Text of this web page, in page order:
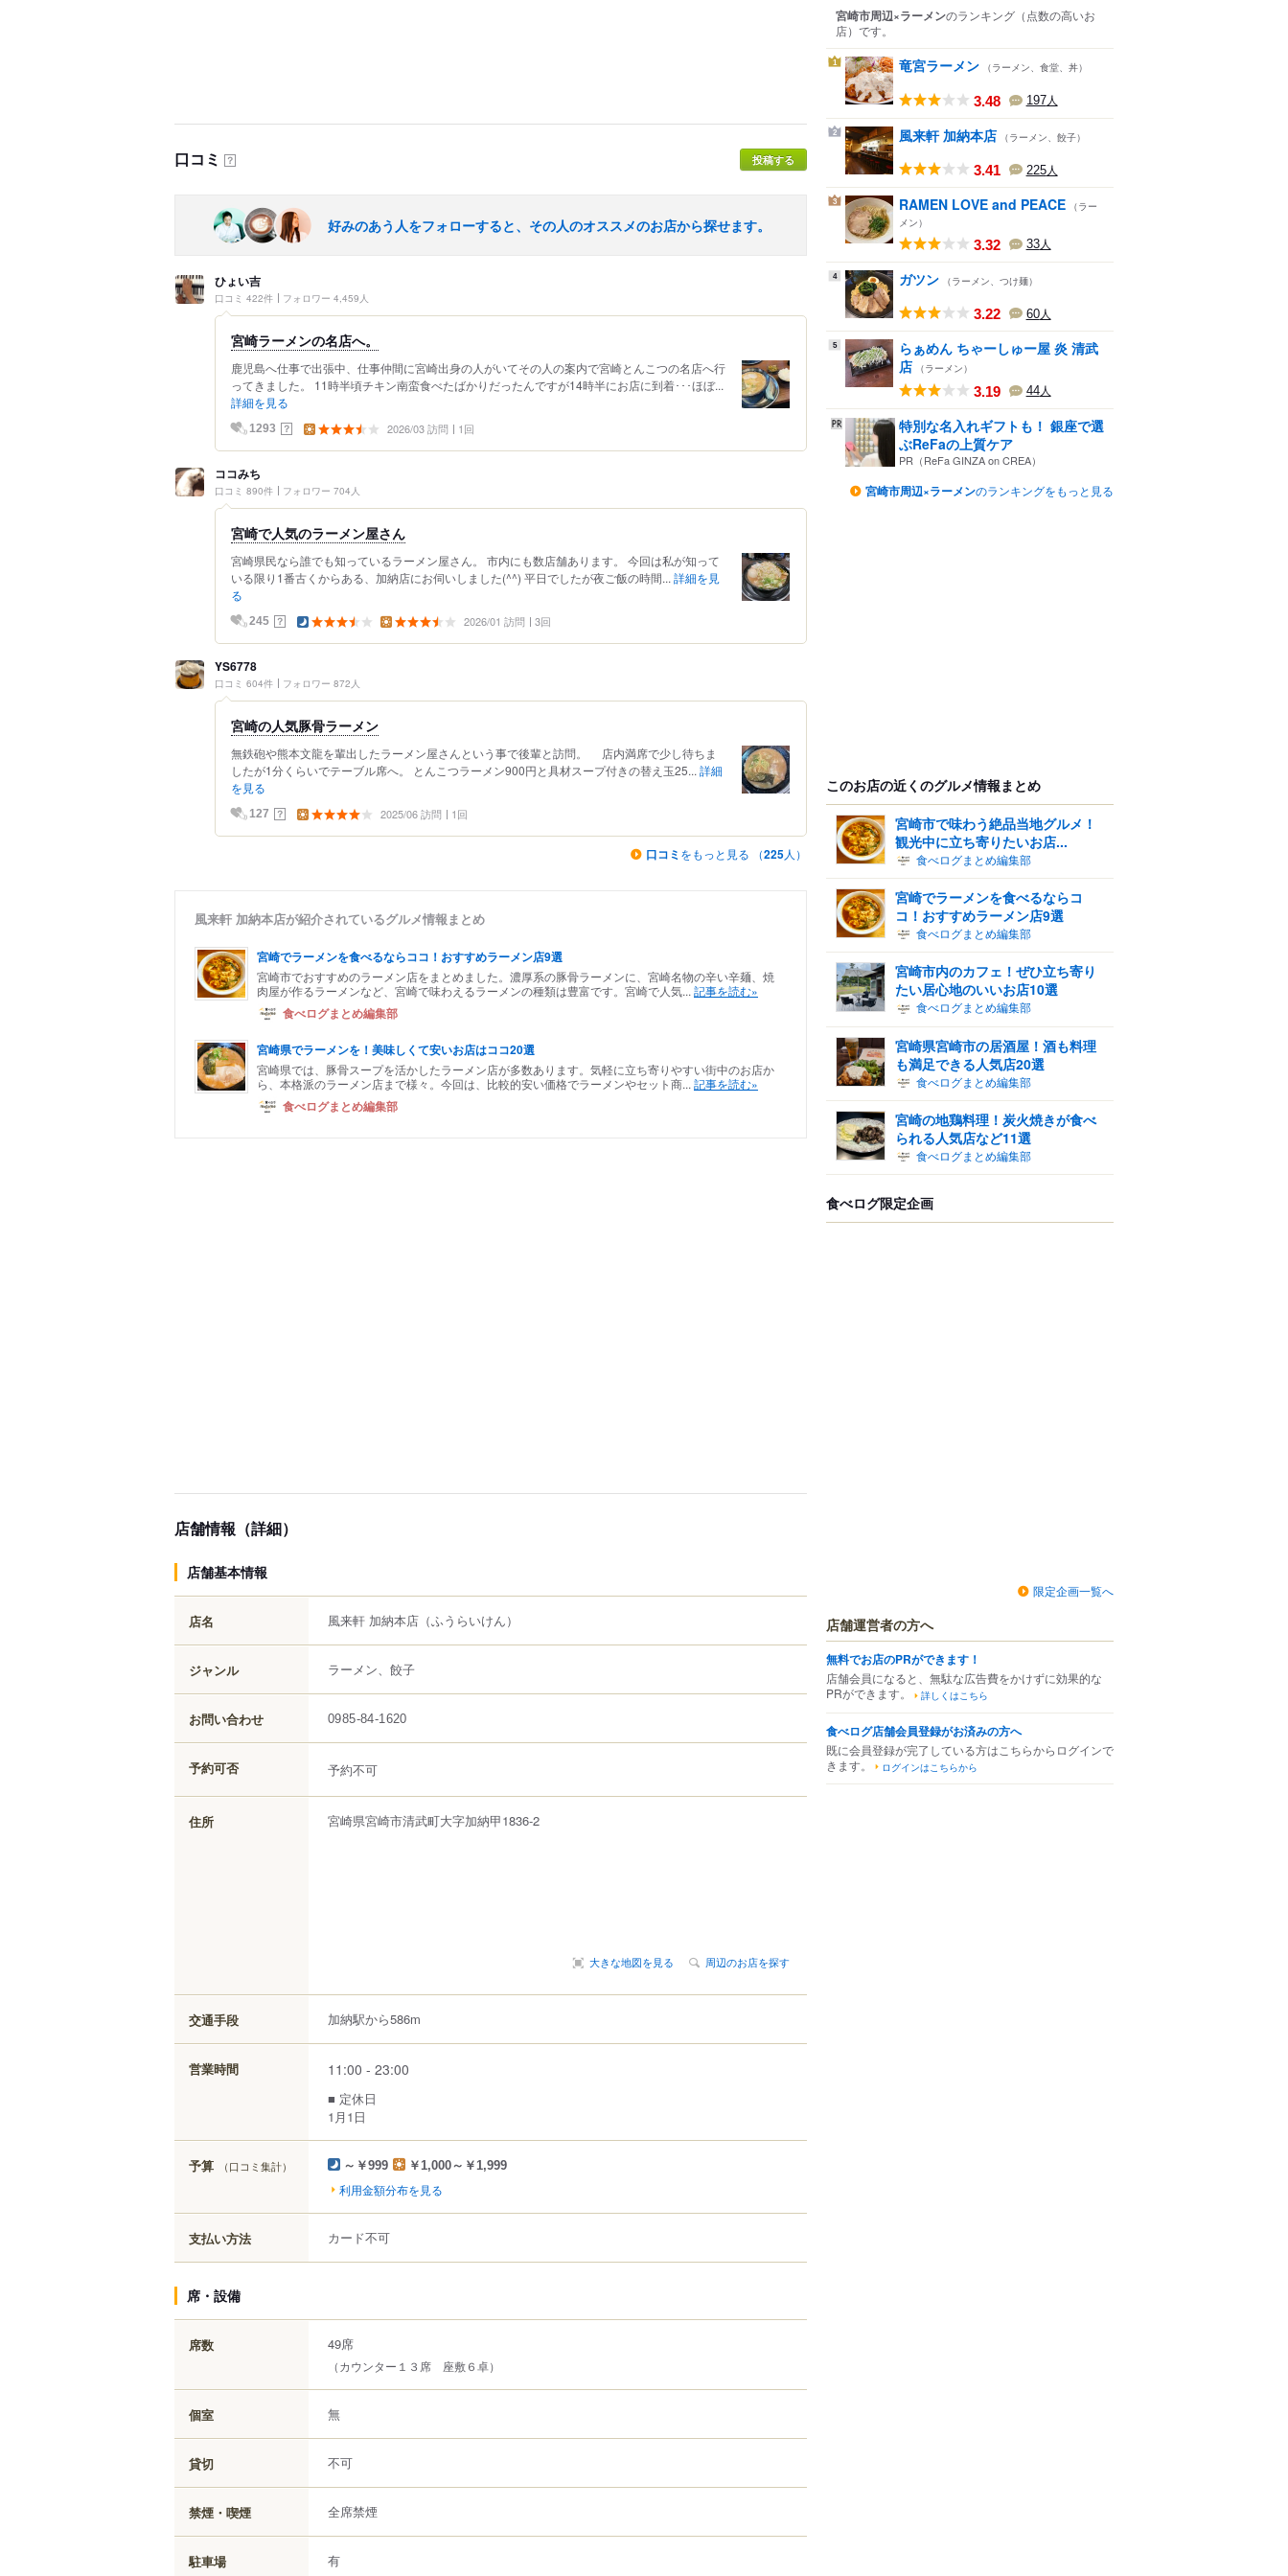
口コミ ？ 投稿する
好みのあう人をフォローすると、その人のオススメのお店から探せます。
ひょい吉
口コミ 422件 フォロワー 4,459人
宮崎ラーメンの名店へ。
鹿児島へ仕事で出張中、仕事仲間に宮崎出身の人がいてその人の案内で宮崎とんこつの名店へ行
ってきました。 11時半頃チキン南蛮食べたばかりだったんですが14時半にお店に到着･･･ほぼ...
詳細を見る
1293 ？ 2026/03 訪問 1回
ココみち
口コミ 890件 フォロワー 704人
宮崎で人気のラーメン屋さん
宮崎県民なら誰でも知っているラーメン屋さん。 市内にも数店舗あります。 今回は私が知って
いる限り1番古くからある、加納店にお伺いしました(^^) 平日でしたが夜ご飯の時間... 詳細を見
る
245 ？ 2026/01 訪問 3回
YS6778
口コミ 604件 フォロワー 872人
宮崎の人気豚骨ラーメン
無鉄砲や熊本文龍を輩出したラーメン屋さんという事で後輩と訪問。 店内満席で少し待ちま
したが1分くらいでテーブル席へ。 とんこつラーメン900円と具材スープ付きの替え玉25... 詳細
を見る
127 ？ 2025/06 訪問 1回
口コミ をもっと見る （225人）
風来軒 加納本店が紹介されているグルメ情報まとめ
宮崎でラーメンを食べるならココ！おすすめラーメン店9選
宮崎市でおすすめのラーメン店をまとめました。濃厚系の豚骨ラーメンに、宮崎名物の辛い辛麺、焼
肉屋が作るラーメンなど、宮崎で味わえるラーメンの種類は豊富です。宮崎で人気... 記事を読む»
食べログまとめ編集部
宮崎県でラーメンを！美味しくて安いお店はココ20選
宮崎県では、豚骨スープを活かしたラーメン店が多数あります。気軽に立ち寄りやすい街中のお店か
ら、本格派のラーメン店まで様々。今回は、比較的安い価格でラーメンやセット商... 記事を読む»
食べログまとめ編集部
店舗情報（詳細）
店舗基本情報
店名 風来軒 加納本店 （ふうらいけん）
ジャンル ラーメン、餃子
お問い合わせ 0985-84-1620
予約可否 予約不可
住所 宮崎県宮崎市清武町大字加納甲1836-2
大きな地図を見る 周辺のお店を探す
交通手段 加納駅から586m
営業時間 11:00 - 23:00
■ 定休日
1月1日
予算 （口コミ集計） ～￥999 ￥1,000～￥1,999
利用金額分布を見る
支払い方法 カード不可
席・設備
席数 49席
（カウンター１３席 座敷６卓）
個室 無
貸切 不可
禁煙・喫煙 全席禁煙
駐車場 有
宮崎市周辺×ラーメンのランキング （点数の高いお
店） です。
1 竜宮ラーメン （ラーメン、食堂、丼）
3.48 197人
2 風来軒 加納本店 （ラーメン、餃子）
3.41 225人
3 RAMEN LOVE and PEACE （ラー
メン）
3.32 33人
4 ガツン （ラーメン、つけ麺）
3.22 60人
5
らぁめん ちゃーしゅー屋 炎 清武
店 （ラーメン）
3.19 44人
特別な名入れギフトも！ 銀座で選
ぶReFaの上質ケア
PR（ReFa GINZA on CREA）
宮崎市周辺×ラーメンのランキングをもっと見る
このお店の近くのグルメ情報まとめ
宮崎市で味わう絶品当地グルメ！
観光中に立ち寄りたいお店...
食べログまとめ編集部
宮崎でラーメンを食べるならコ
コ！おすすめラーメン店9選
食べログまとめ編集部
宮崎市内のカフェ！ぜひ立ち寄り
たい居心地のいいお店10選
食べログまとめ編集部
宮崎県宮崎市の居酒屋！酒も料理
も満足できる人気店20選
食べログまとめ編集部
宮崎の地鶏料理！炭火焼きが食べ
られる人気店など11選
食べログまとめ編集部
食べログ限定企画
限定企画一覧へ
店舗運営者の方へ
無料でお店のPRができます！
店舗会員になると、無駄な広告費をかけずに効果的な
PRができます。
詳しくはこちら
食べログ店舗会員登録がお済みの方へ
既に会員登録が完了している方はこちらからログインで
きます。
ログインはこちらから